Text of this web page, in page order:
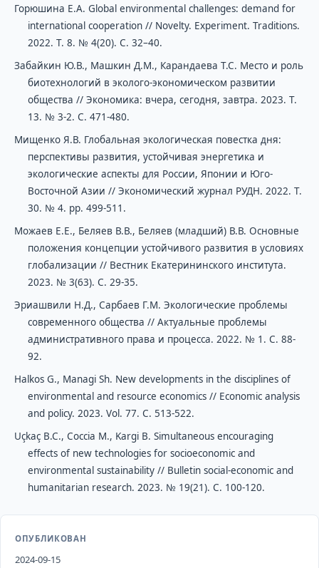
Горюшина Е.А. Global environmental challenges: demand for
international cooperation // Novelty. Experiment. Traditions.
2022. Т. 8. № 4(20). С. 32–40.
Забайкин Ю.В., Машкин Д.М., Карандаева Т.С. Место и роль
биотехнологий в эколого-экономическом развитии
общества // Экономика: вчера, сегодня, завтра. 2023. Т.
13. № 3-2. С. 471-480.
Мищенко Я.В. Глобальная экологическая повестка дня:
перспективы развития, устойчивая энергетика и
экологические аспекты для России, Японии и Юго-
Восточной Азии // Экономический журнал РУДН. 2022. Т.
30. № 4. рр. 499-511.
Можаев Е.Е., Беляев В.В., Беляев (младший) В.В. Основные
положения концепции устойчивого развития в условиях
глобализации // Вестник Екатерининского института.
2023. № 3(63). С. 29-35.
Эриашвили Н.Д., Сарбаев Г.М. Экологические проблемы
современного общества // Актуальные проблемы
административного права и процесса. 2022. № 1. С. 88-
92.
Halkos G., Managi Sh. New developments in the disciplines of
environmental and resource economics // Economic analysis
and policy. 2023. Vol. 77. С. 513-522.
Uçkaç B.C., Coccia M., Kargi B. Simultaneous encouraging
effects of new technologies for socioeconomic and
environmental sustainability // Bulletin social-economic and
humanitarian research. 2023. № 19(21). С. 100-120.
ОПУБЛИКОВАН
2024-09-15